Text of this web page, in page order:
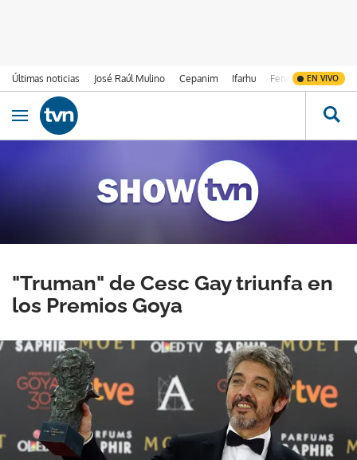
Últimas noticias José Raúl Mulino Cepanim Ifarhu Fenómeno de El
EN VIVO
Ir al contenido
Obrir navegació
"Truman" de Cesc Gay triunfa en
los Premios Goya